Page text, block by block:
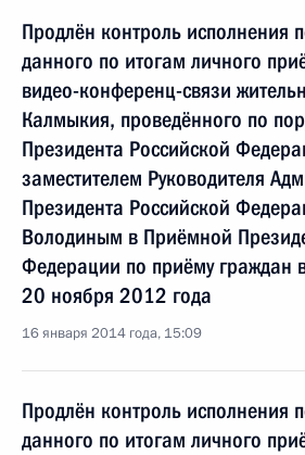
Продлён контроль исполнения
данного по итогам личного
видео-конференц-связи
Калмыкия, проведённого по
Президента Российской
заместителем Руководителя
Президента Российской
Володиным в Приёмной
Федерации по приёму граждан
20 ноября 2012 года
16 января 2014 года, 15:09
Продлён контроль исполнения
данного по итогам личного